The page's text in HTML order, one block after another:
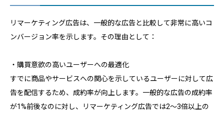
リマーケティング広告は、一般的な広告と比較して非常に高いコ
ンバージョン率を示します。その理由として：
・購買意欲の高いユーザーへの最適化
すでに商品やサービスへの関心を示しているユーザーに対して広
告を配信するため、成約率が向上します。一般的な広告の成約率
が1%前後なのに対し、リマーケティング広告では2〜3倍以上の